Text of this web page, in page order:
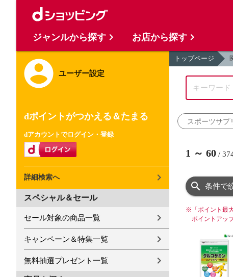
ユーザー設定
dポイントがつかえる＆たまる
dアカウントでログイン・登録
詳細検索へ
スペシャル＆セール
セール対象の商品一覧
キャンペーン＆特集一覧
無料抽選プレゼント一覧
トップページ
スポーツサプ
1 ～ 60 /
条件で
※ 「ポイント
ポイントアッ
ジャンルから探す お店から探す